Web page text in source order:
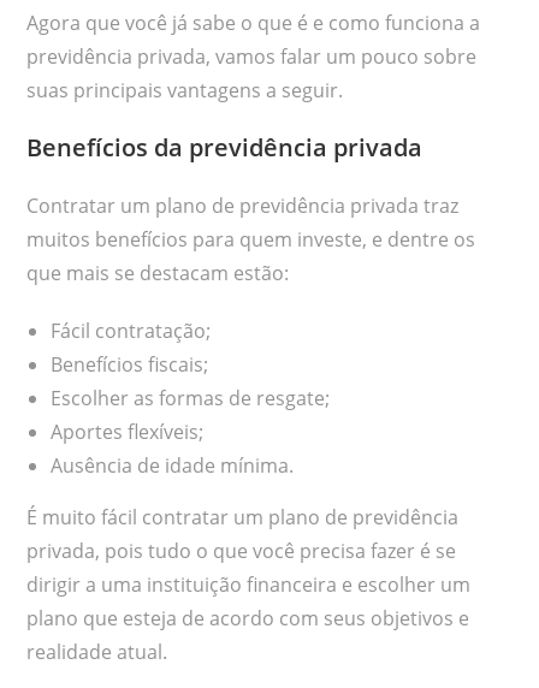
Agora que você já sabe o que é e como funciona a
previdência privada, vamos falar um pouco sobre
suas principais vantagens a seguir.
Benefícios da previdência privada
Contratar um plano de previdência privada traz
muitos benefícios para quem investe, e dentre os
que mais se destacam estão:
Fácil contratação;
Benefícios fiscais;
Escolher as formas de resgate;
Aportes flexíveis;
Ausência de idade mínima.
É muito fácil contratar um plano de previdência
privada, pois tudo o que você precisa fazer é se
dirigir a uma instituição financeira e escolher um
plano que esteja de acordo com seus objetivos e
realidade atual.